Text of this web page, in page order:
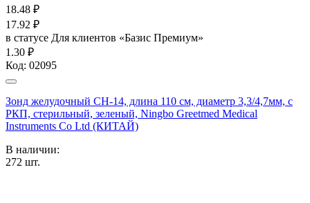
18.48 ₽
17.92 ₽
в статусе Для клиентов «Базис Премиум»
1.30 ₽
Код: 02095
Зонд желудочный CH-14, длина 110 см, диаметр 3,3/4,7мм, с
РКП, стерильный, зеленый, Ningbo Greetmed Medical
Instruments Co Ltd (КИТАЙ)
В наличии:
272 шт.